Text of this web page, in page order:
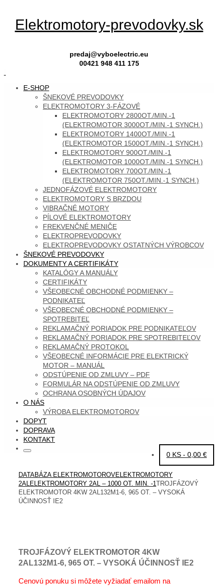
Elektromotory-prevodovky.sk
predaj@vyboelectric.eu
00421 948 411 175
SKIP
E-SHOP
ŠNEKOVÉ PREVODOVKY
ELEKTROMOTORY 3-FÁZOVÉ
ELEKTROMOTORY 2800OT./MIN.-1
(ELEKTROMOTOR 3000OT./MIN.-1 SYNCH.)
ELEKTROMOTORY 1400OT./MIN.-1
(ELEKTROMOTOR 1500OT./MIN.-1 SYNCH.)
ELEKTROMOTORY 900OT./MIN.-1
(ELEKTROMOTOR 1000OT./MIN.-1 SYNCH.)
ELEKTROMOTORY 700OT./MIN.-1
(ELEKTROMOTOR 750OT./MIN.-1 SYNCH.)
JEDNOFÁZOVÉ ELEKTROMOTORY
ELEKTROMOTORY S BRZDOU
VIBRAČNÉ MOTORY
PÍLOVÉ ELEKTROMOTORY
FREKVENČNÉ MENIČE
ELEKTROPREVODOVKY
ELEKTROPREVODOVKY OSTATNÝCH VÝROBCOV
ŠNEKOVÉ PREVODOVKY
DOKUMENTY A CERTIFIKÁTY
KATALÓGY A MANUÁLY
CERTIFIKÁTY
VŠEOBECNÉ OBCHODNÉ PODMIENKY –
PODNIKATEĽ
VŠEOBECNÉ OBCHODNÉ PODMIENKY –
SPOTREBITEĽ
REKLAMAČNÝ PORIADOK PRE PODNIKATEĽOV
REKLAMAČNÝ PORIADOK PRE SPOTREBITEĽOV
REKLAMAČNÝ PROTOKOL
VŠEOBECNÉ INFORMÁCIE PRE ELEKTRICKÝ
MOTOR – MANUÁL
ODSTÚPENIE OD ZMLUVY – PDF
FORMULÁR NA ODSTÚPENIE OD ZMLUVY
OCHRANA OSOBNÝCH ÚDAJOV
O NÁS
VÝROBA ELEKTROMOTOROV
DOPYT
DOPRAVA
KONTAKT
0 KS - 0,00 €
Search
Search
HOME
DATABÁZA ELEKTROMOTOROVELEKTROMOTORY
2AL ELEKTROMOTORY 2AL – 1000 OT. MIN. -1 TROJFÁZOVÝ
ELEKTROMOTOR 4KW 2AL132M1-6, 965 OT. – VYSOKÁ
ÚČINNOSŤ IE2
TROJFÁZOVÝ ELEKTROMOTOR 4KW
2AL132M1-6, 965 OT. – VYSOKÁ ÚČINNOSŤ IE2
Cenovú ponuku si môžete vyžiadať emailom na